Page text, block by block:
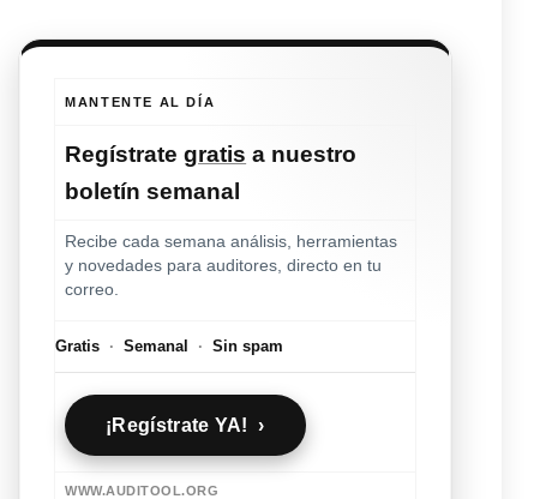
MANTENTE AL DÍA
Regístrategratis a nuestro
boletín semanal
Recibe cada semana análisis, herramientas
y novedades para auditores, directo en tu
correo.
Gratis · Semanal · Sin spam
¡Regístrate YA! ›
WWW.AUDITOOL.ORG